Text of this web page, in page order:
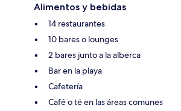
Alimentos y bebidas
14 restaurantes
10 bares o lounges
2 bares junto a la alberca
Bar en la playa
Cafetería
Café o té en las áreas comunes